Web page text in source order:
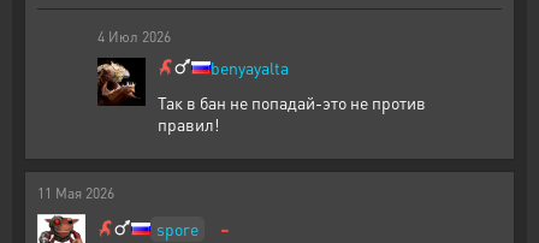
4 Июл 2026
benyayalta
Так в бан не попадай-это не против
правил!
11 Мая 2026
spore -